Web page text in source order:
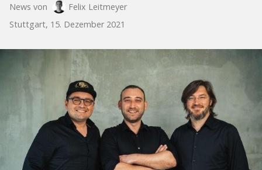
News von
Felix Leitmeyer
Stuttgart, 15. Dezember 2021